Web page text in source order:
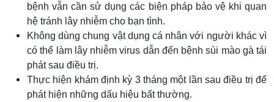
bệnh vẫn cần sử dụng các biện pháp bảo vệ khi quan
hệ tránh lây nhiễm cho bạn tình.
Không dùng chung vật dụng cá nhân với người khác vì
có thể làm lây nhiễm virus dẫn đến bệnh sùi mào gà tái
phát sau điều trị.
Thực hiện khám định kỳ 3 tháng một lần sau điều trị để
phát hiện những dấu hiệu bất thường.